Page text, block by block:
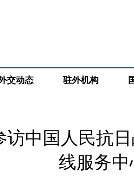
交动态 驻外机构
中国人民抗
线服务中